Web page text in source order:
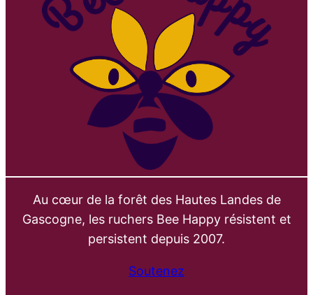
Au cœur de la forêt des Hautes Landes de
Gascogne, les ruchers Bee Happy résistent et
persistent depuis 2007.
Soutenez